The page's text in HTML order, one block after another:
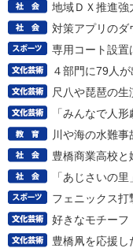
地域ＤＸ推進強
対策アプリのダ
専用コート設置
４部門に79人が
尺八や琵琶の生
「みんなで人形
川や海の水難事
豊橋商業高校と
「あじさいの
フェニックス打
好きなモチーフ
豊橋凧を応援し